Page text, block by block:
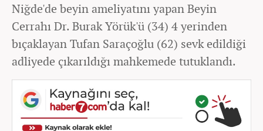
Niğde'de beyin ameliyatını yapan Beyin
Cerrahı Dr. Burak Yörük'ü (34) 4 yerinden
bıçaklayan Tufan Saraçoğlu (62) sevk edildiği
adliyede çıkarıldığı mahkemede tutuklandı.